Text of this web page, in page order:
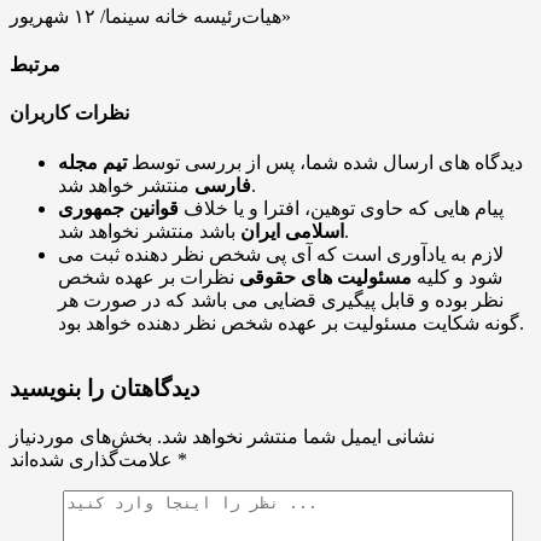
هیات‌رئیسه خانه سینما/ ۱۲ شهریور»
مرتبط
نظرات کاربران
دیدگاه های ارسال شده شما، پس از بررسی توسطتیم مجله
فارسیمنتشر خواهد شد.
پیام هایی که حاوی توهین، افترا و یا خلاف قوانین جمهوری
اسلامی ایران باشد منتشر نخواهد شد.
لازم به یادآوری است که آی پی شخص نظر دهنده ثبت می
شود و کلیه مسئولیت های حقوقی نظرات بر عهده شخص
نظر بوده و قابل پیگیری قضایی می باشد که در صورت هر
گونه شکایت مسئولیت بر عهده شخص نظر دهنده خواهد بود.
دیدگاهتان را بنویسید
نشانی ایمیل شما منتشر نخواهد شد. بخش‌های موردنیاز
*